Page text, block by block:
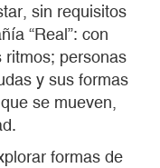
sin requisitos
“Real”: con
ritmos; personas
y sus formas
se mueven,
formas de